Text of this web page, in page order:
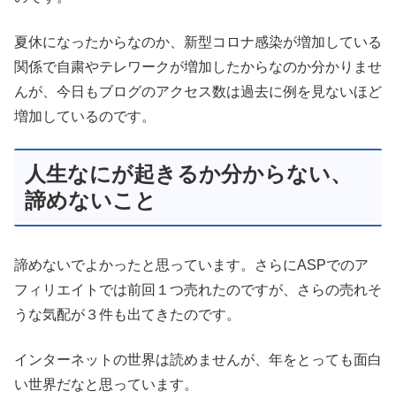
夏休になったからなのか、新型コロナ感染が増加している
関係で自粛やテレワークが増加したからなのか分かりませ
んが、今日もブログのアクセス数は過去に例を見ないほど
増加しているのです。
人生なにが起きるか分からない、
諦めないこと
諦めないでよかったと思っています。さらにASPでのア
フィリエイトでは前回１つ売れたのですが、さらの売れそ
うな気配が３件も出てきたのです。
インターネットの世界は読めませんが、年をとっても面白
い世界だなと思っています。